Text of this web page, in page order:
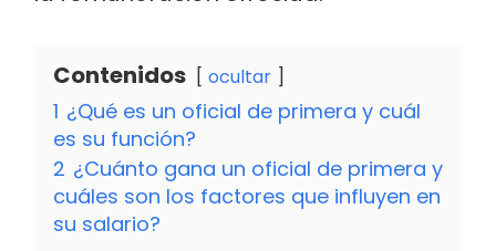
Contenidos ocultar
1 ¿Qué es un oficial de primera y cuál
es su función?
2 ¿Cuánto gana un oficial de primera y
cuáles son los factores que influyen en
su salario?